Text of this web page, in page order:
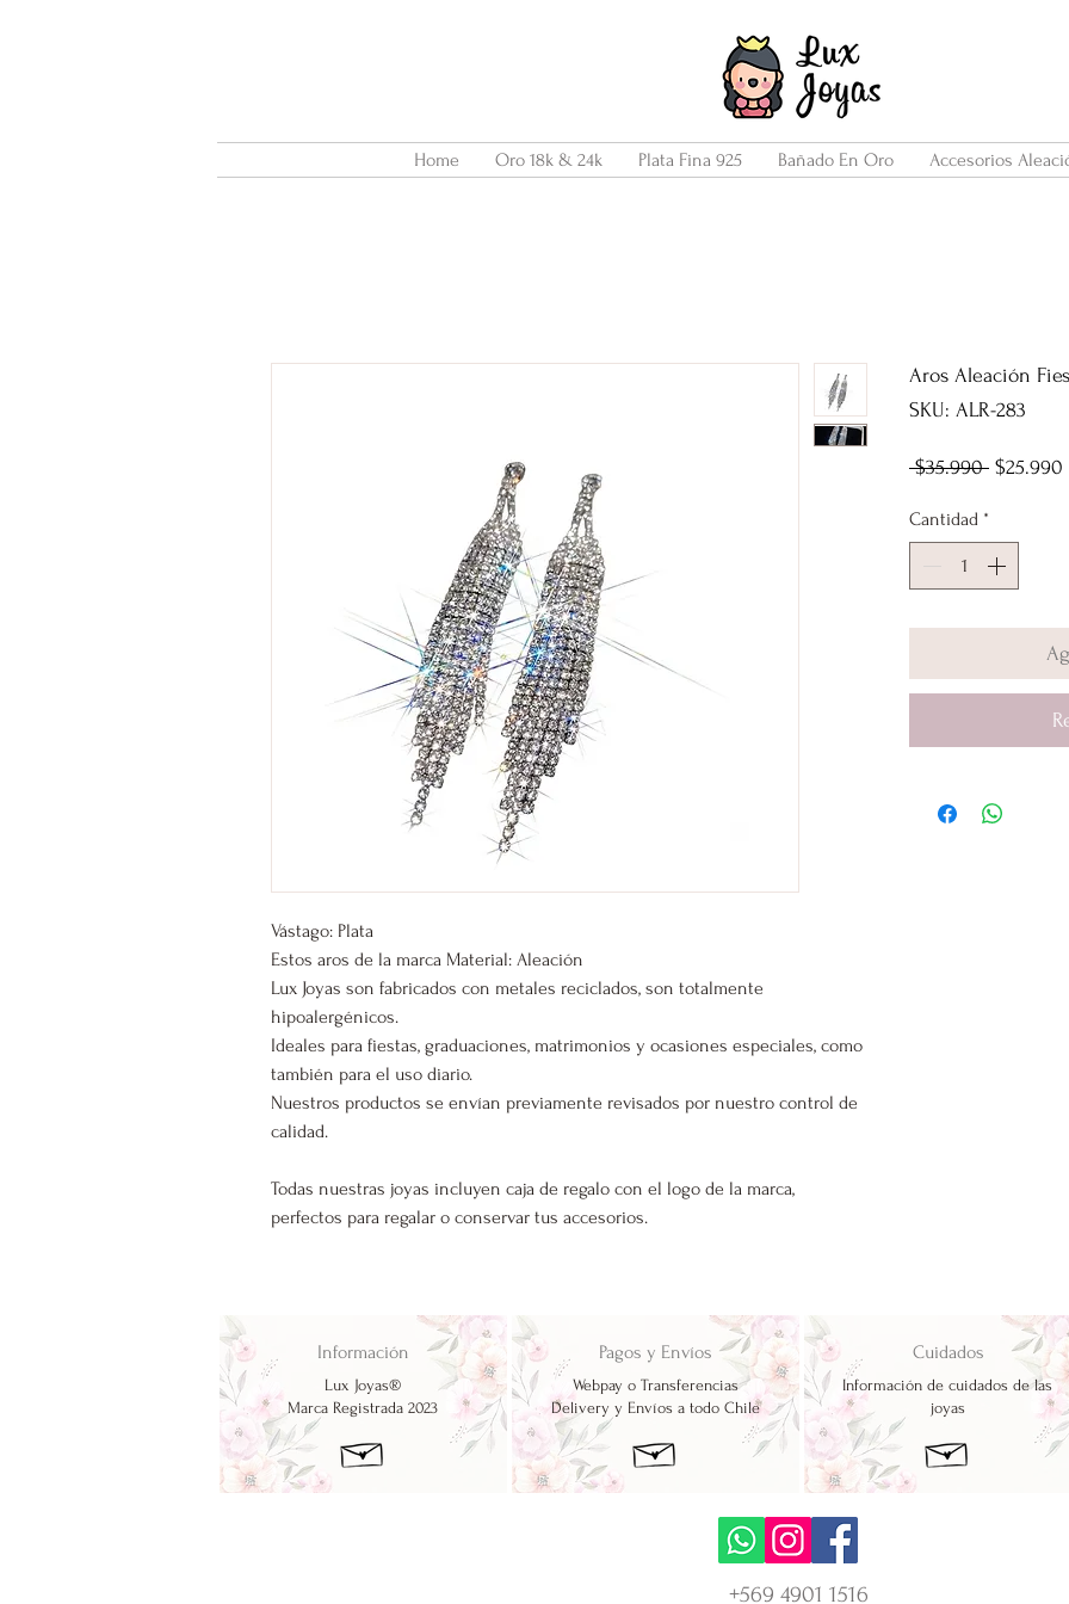
Home Oro 18k & 24k Plata Fina 925 Bañado En Oro Accesorios
Vástago: Plata
Estos aros de la marca Material: Aleación
Lux Joyas son fabricados con metales reciclados, son totalmente
hipoalergénicos.
Ideales para fiestas, graduaciones, matrimonios y ocasiones especiales, como
también para el uso diario.
Nuestros productos se envían previamente revisados por nuestro control de
calidad.
Todas nuestras joyas incluyen caja de regalo con el logo de la marca,
perfectos para regalar o conservar tus accesorios.
Aros Aleación
SKU: ALR-283
$35.990 Precio
$25.990
Cantidad *
Información
Lux Joyas®
Marca Registrada 2023
Pagos y Envíos
Webpay o Transferencias
Delivery y Envíos a todo Chile
Cuidados
Información de cuidados de las
joyas
+569 4901 1516